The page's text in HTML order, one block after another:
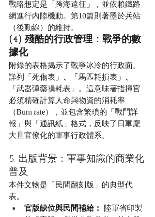
戰略想定是「跨海遠征」，並依賴鐵路
網進行內陸機動。第10篇則著墨於兵站
（後勤線）的維持。
(4) 殘酷的行政管理：戰爭的數
據化
附錄的表格揭示了戰爭冰冷的行政面。
詳列「死傷表」 、 「馬匹耗損表」 、
「武器彈藥損耗表」。這意味著指揮官
必須精確計算人命與物資的消耗率
（Burn rate），並包含繁瑣的「戰鬥詳
報」與「通訊紙」格式，反映了日軍龐
大且官僚化的軍事行政體系。
5. 出版背景：軍事知識的商業化
普及
本件文物是「民間翻刻版」的典型代
表。
官版缺位與民間補給：
陸軍省印製